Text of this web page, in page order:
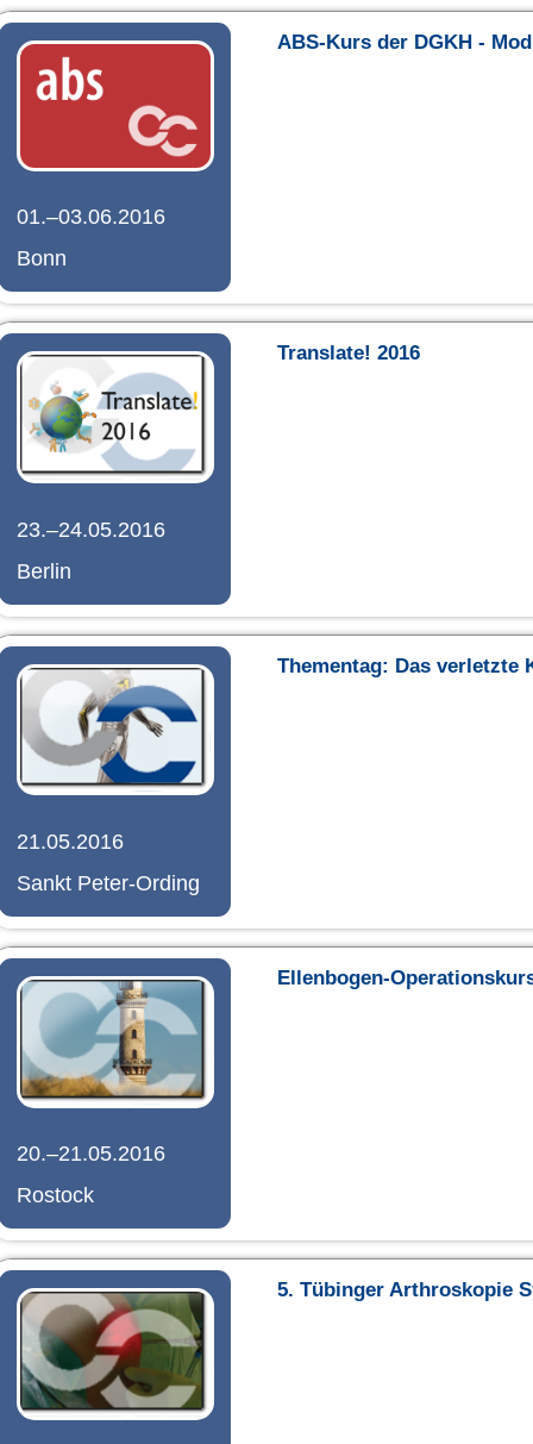
01.–03.06.2016
Bonn
ABS-Kurs der DGKH -
23.–24.05.2016
Berlin
Translate! 2016
21.05.2016
Sankt Peter-Ording
Thementag: Das verletzte
20.–21.05.2016
Rostock
Ellenbogen-
5. Tübinger Arthroskopie